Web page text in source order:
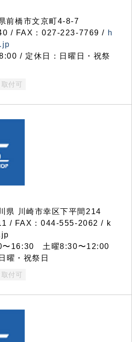
前橋市文京町4-8-7
/ FAX：027-223-7769 / h
/ 定休日：日曜日・祝祭
付可
川崎市幸区下平間214
/ FAX：044-555-2062 / k
〜16:30 土曜8:30〜12:00
曜・祝祭日
付可